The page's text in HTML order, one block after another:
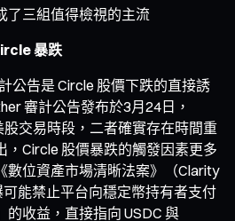
了三組值得檢視的主流
暴跌
公告是 Circle 股價下跌的直接誘
審計公告發布於3月24日，
交易時段，二者確實存在時間重
，Circle 股價暴跌的觸發因素更多
數位資產市場清晰法案》（Clarity
能禁止平台向穩定幣持有者支付
的收益，直接指向 USDC 與